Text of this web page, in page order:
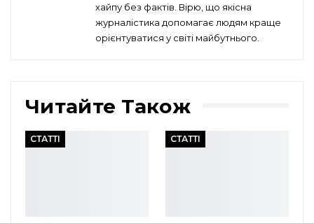
хайпу без фактів. Вірю, що якісна
журналістика допомагає людям краще
орієнтуватися у світі майбутнього.
Читайте Також
СТАТТІ СТАТТІ